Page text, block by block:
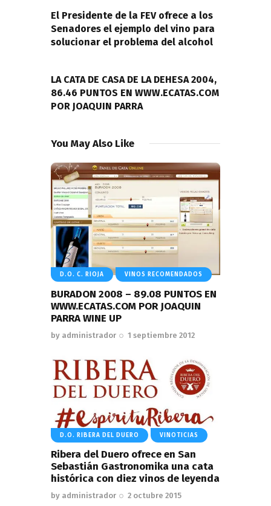
entradas
El Presidente de la FEV ofrece a los
Senadores el ejemplo del vino para
solucionar el problema del alcohol
LA CATA DE CASA DE LA DEHESA 2004,
86.46 PUNTOS EN WWW.ECATAS.COM
POR JOAQUIN PARRA
You May Also Like
D.O. C. RIOJA VINOS RECOMENDADOS
BURADON 2008 – 89.08 PUNTOS EN
WWW.ECATAS.COM POR JOAQUIN
PARRA WINE UP
by administrador 1 septiembre 2012
D.O. RIBERA DEL DUERO VINOTICIAS
Ribera del Duero ofrece en San
Sebastián Gastronomika una cata
histórica con diez vinos de leyenda
by administrador 2 octubre 2015